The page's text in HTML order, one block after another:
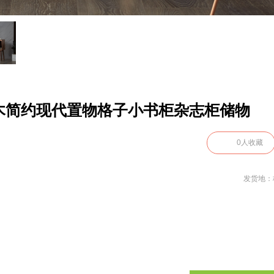
约现代置物格子小书柜杂志柜储物
0 人收藏
发货地